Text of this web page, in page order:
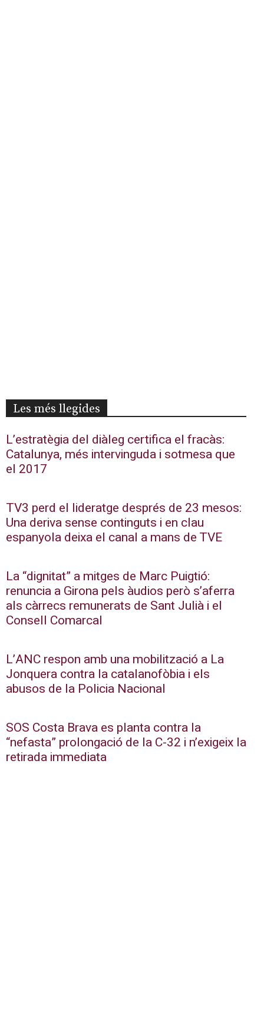
Les més llegides
L’estratègia del diàleg certifica el fracàs:
Catalunya, més intervinguda i sotmesa que
el 2017
TV3 perd el lideratge després de 23 mesos:
Una deriva sense continguts i en clau
espanyola deixa el canal a mans de TVE
La “dignitat” a mitges de Marc Puigtió:
renuncia a Girona pels àudios però s’aferra
als càrrecs remunerats de Sant Julià i el
Consell Comarcal
L’ANC respon amb una mobilització a La
Jonquera contra la catalanofòbia i els
abusos de la Policia Nacional
SOS Costa Brava es planta contra la
“nefasta” prolongació de la C-32 i n’exigeix la
retirada immediata